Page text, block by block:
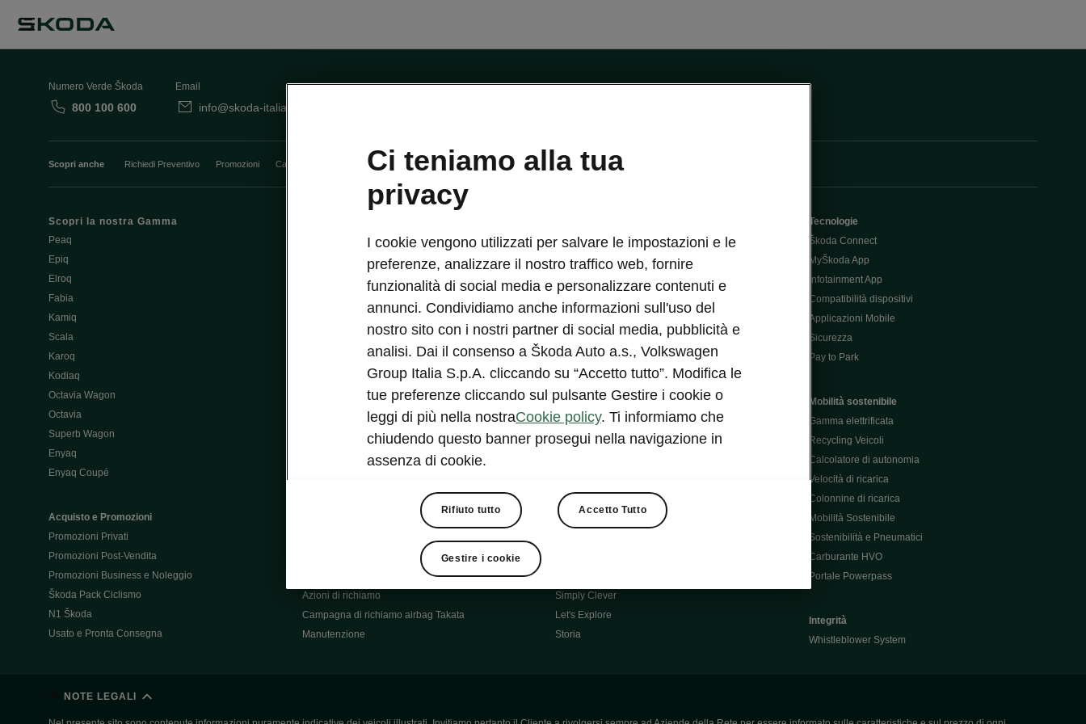
Numero Verde Škoda
800 100 600
Email
info@skoda-italia.it
Scopri anche Richiedi Preventivo Promozioni Cataloghi e Listini Car Configurator Rete Škoda
Scopri la nostra Gamma
Peaq
Epiq
Elroq
Fabia
Kamiq
Scala
Karoq
Kodiaq
Octavia Wagon
Octavia
Superb Wagon
Enyaq
Enyaq Coupé
Acquisto e Promozioni
Promozioni Privati
Promozioni Post-Vendita
Promozioni Business e Noleggio
Škoda Pack Ciclismo
N1 Škoda
Usato e Pronta Consegna
Aziende e P.IVA
Usato Škoda Plus
Cataloghi e listini
Richiedi Preventivo
Richiedi Test Drive
Post-vendita aziende e P.IVA
Škoda Supercard
Azioni di richiamo
Campagna di richiamo airbag Takata
Manutenzione
Informazioni per soccorritori
Dichiarazione di cambio proprietà
Richiedi Assistenza Service
Mondo Škoda
Milano Design Week
Fabia Green Flow
Škoda Official Partner X Factor 202
Elroq Respectline
Contatti
Auto per neopatentati
Simply Clever
Let's Explore
Storia
Tecnologie
Škoda Connect
MyŠkoda App
Infotainment App
Compatibilità dispositivi
Applicazioni Mobile
Sicurezza
Pay to Park
Mobilità sostenibile
Gamma elettrificata
Recycling Veicoli
Calcolatore di autonomia
Velocità di ricarica
Colonnine di ricarica
Mobilità Sostenibile
Sostenibilità e Pneumatici
Carburante HVO
Portale Powerpass
Integrità
Whistleblower System
NOTE LEGALI
Ci teniamo alla tua
privacy
I cookie vengono utilizzati per salvare le impostazioni e le
preferenze, analizzare il nostro traffico web, fornire
funzionalità di social media e personalizzare contenuti e
annunci. Condividiamo anche informazioni sull'uso del
nostro sito con i nostri partner di social media, pubblicità e
analisi. Dai il consenso a Škoda Auto a.s., Volkswagen
Group Italia S.p.A. cliccando su “Accetto tutto”. Modifica le
tue preferenze cliccando sul pulsante Gestire i cookie o
leggi di più nella nostraCookie policy. Ti informiamo che
chiudendo questo banner prosegui nella navigazione in
assenza di cookie.
Rifiuto tutto Accetto Tutto
Gestire i cookie